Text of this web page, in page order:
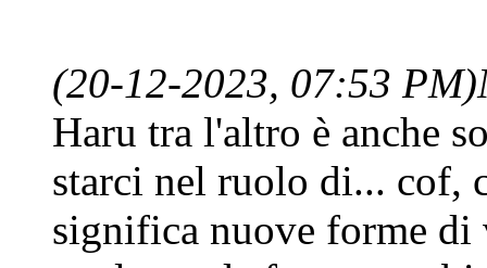
(20-12-2023, 07:53 PM)
Haru tra l'altro è anche
starci nel ruolo di... cof,
significa nuove forme di